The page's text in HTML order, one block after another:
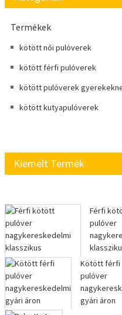
Termékek
kötött női pulóverek
kötött férfi pulóverek
kötött pulóverek
kötött kutyapulóverek
Kiemelt Termék
Férfi
pulóver
Kötött férfi
pulóver
gyári áron